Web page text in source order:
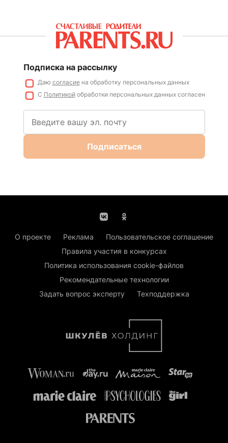
Подписка на рассылку
Даю согласиена обработку персональных данных
С Политикойобработки персональных данных согласен
Подписаться
О проекте Реклама
Пользовательское соглашение
Правила участия в конкурсах
Политика использования cookie-файлов
Рекомендательные технологии
Задать вопрос эксперту
Техподдержка